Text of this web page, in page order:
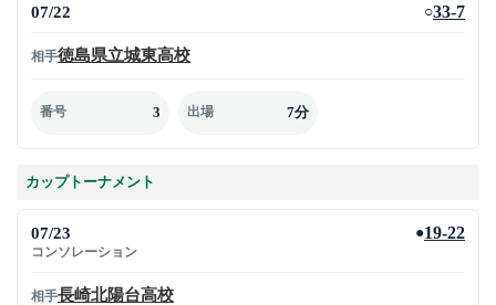
07/22 ○33-7
相手徳島県立城東高校
番号 3 出場 7分
カップトーナメント
07/23
コンソレーション
●19-22
相手長崎北陽台高校